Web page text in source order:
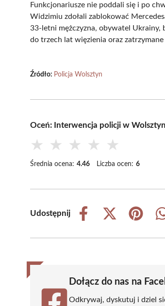
Funkcjonariusze nie poddali się i po
Widzimiu zdołali zablokować
33-letni mężczyzna, obywatel Ukrainy,
do trzech lat więzienia oraz
Źródło: Policja Wolsztyn
Oceń: Interwencja policji w
★ ★ ★ ★ ★
Średnia ocena: 4.46 Liczba ocen: 6
Udostępnij
Share
Share
(Twitter)
Share
Dołącz do nas na
Odkrywaj, dyskutuj i dziel